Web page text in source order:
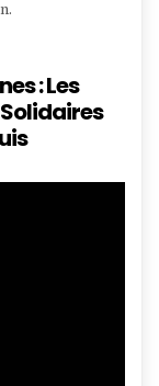
: Les